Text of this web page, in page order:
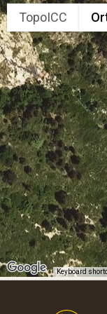
TopoICC
Keyboard